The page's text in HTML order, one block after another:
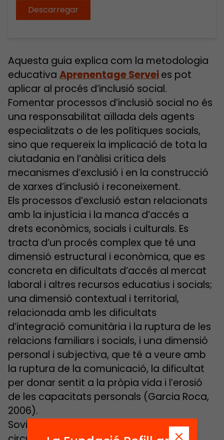
Descarregar
Aquesta guia explica com la metodologia
educativa Aprenentage Serveies pot
aplicar al procés d’inclusió social.
Fomentar processos d’inclusió social no és
una responsabilitat aïllada dels agents
especialitzats o de les polítiques socials,
sino que requereix la implicació de tota la
ciutadania en l’anàlisi crítica dels
mecanismes d’exclusió i en la construcció
de xarxes d’inclusió i reconeixement.
Els processos d’exclusió estan relacionats
amb la injustícia i la manca d’accés a
drets econòmics, socials i culturals. Es
tracta d’un procés complex que té una
dimensió estructural i econòmica, que es
concreta en dificultats d’accés al mercat
laboral i altres recursos educatius i socials;
una dimensió contextual i territorial,
relacionada amb les dificultats
d’integració comunitària i la ruptura de les
relacions familiars i socials, i una dimensió
personal i subjectiva, que té a veure amb
la ruptura de la comunicació, la dificultat
per donar sentit a la pròpia vida i l’erosió
de les capacitats personals (Garcia Roca,
2006).
Sovint es relaciona l’exclusió amb